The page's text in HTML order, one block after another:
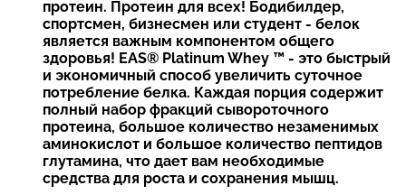
протеин. Протеин для всех! Бодибилдер,
спортсмен, бизнесмен или студент - белок
является важным компонентом общего
здоровья! EAS® Platinum Whey ™ - это быстрый
и экономичный способ увеличить суточное
потребление белка. Каждая порция содержит
полный набор фракций сывороточного
протеина, большое количество незаменимых
аминокислот и большое количество пептидов
глутамина, что дает вам необходимые
средства для роста и сохранения мышц.